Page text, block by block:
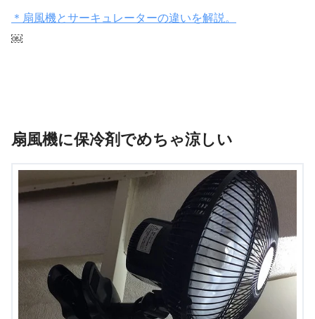
＊扇風機とサーキュレーターの違いを解説。
￼
扇風機に保冷剤でめちゃ涼しい